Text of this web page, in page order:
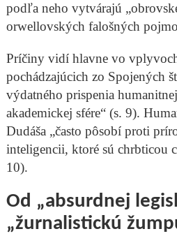
podľa neho vytvárajú
orwellovských falošných
Príčiny vidí hlavne vo
pochádzajúcich zo Spojených
výdatného prispenia
akademickej sfére“ (s. 9).
Dudáša „často pôsobí proti
inteligencii, ktoré sú chrbticou
10).
Od „absurdnej
„žurnalistickú